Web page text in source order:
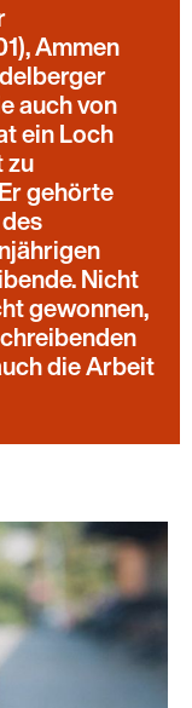
Ammen
auch von
ein Loch
zu
gehörte
Nicht
gewonnen,
die Arbeit